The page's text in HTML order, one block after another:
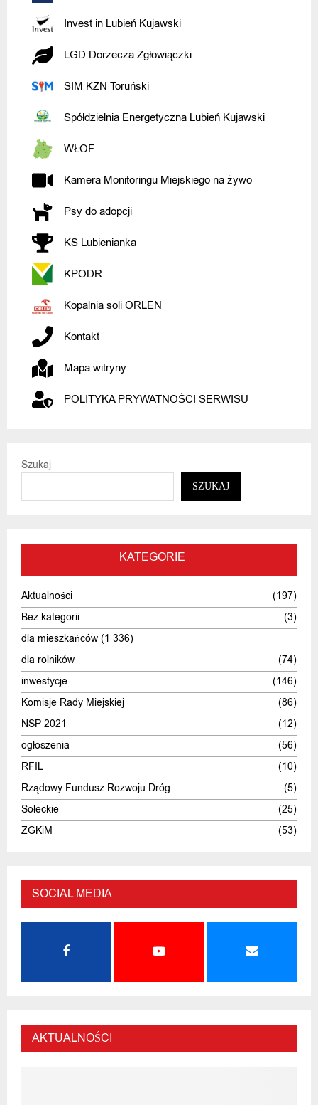
Invest in Lubień Kujawski
LGD Dorzecza Zgłowiączki
SIM KZN Toruński
Spółdzielnia Energetyczna Lubień Kujawski
WŁOF
Kamera Monitoringu Miejskiego na żywo
Psy do adopcji
KS Lubienianka
KPODR
Kopalnia soli ORLEN
Kontakt
Mapa witryny
POLITYKA PRYWATNOŚCI SERWISU
Szukaj
SZUKAJ
KATEGORIE
Aktualności
(197)
Bez kategorii
(3)
dla mieszkańców (1 336)
dla rolników
(74)
inwestycje
(146)
Komisje Rady Miejskiej
(86)
NSP 2021
(12)
ogłoszenia
(56)
RFIL
(10)
Rządowy Fundusz Rozwoju Dróg
(5)
Sołeckie
(25)
ZGKiM
(53)
SOCIAL MEDIA
AKTUALNOŚCI